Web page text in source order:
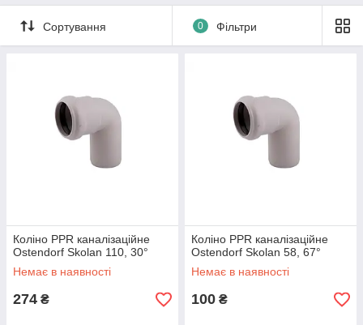
Сортування 0 Фільтри
Коліно PPR каналізаційне
Ostendorf Skolan 110, 30°
Немає в наявності
274 ₴
Коліно PPR каналізаційне
Ostendorf Skolan 58, 67°
Немає в наявності
100 ₴